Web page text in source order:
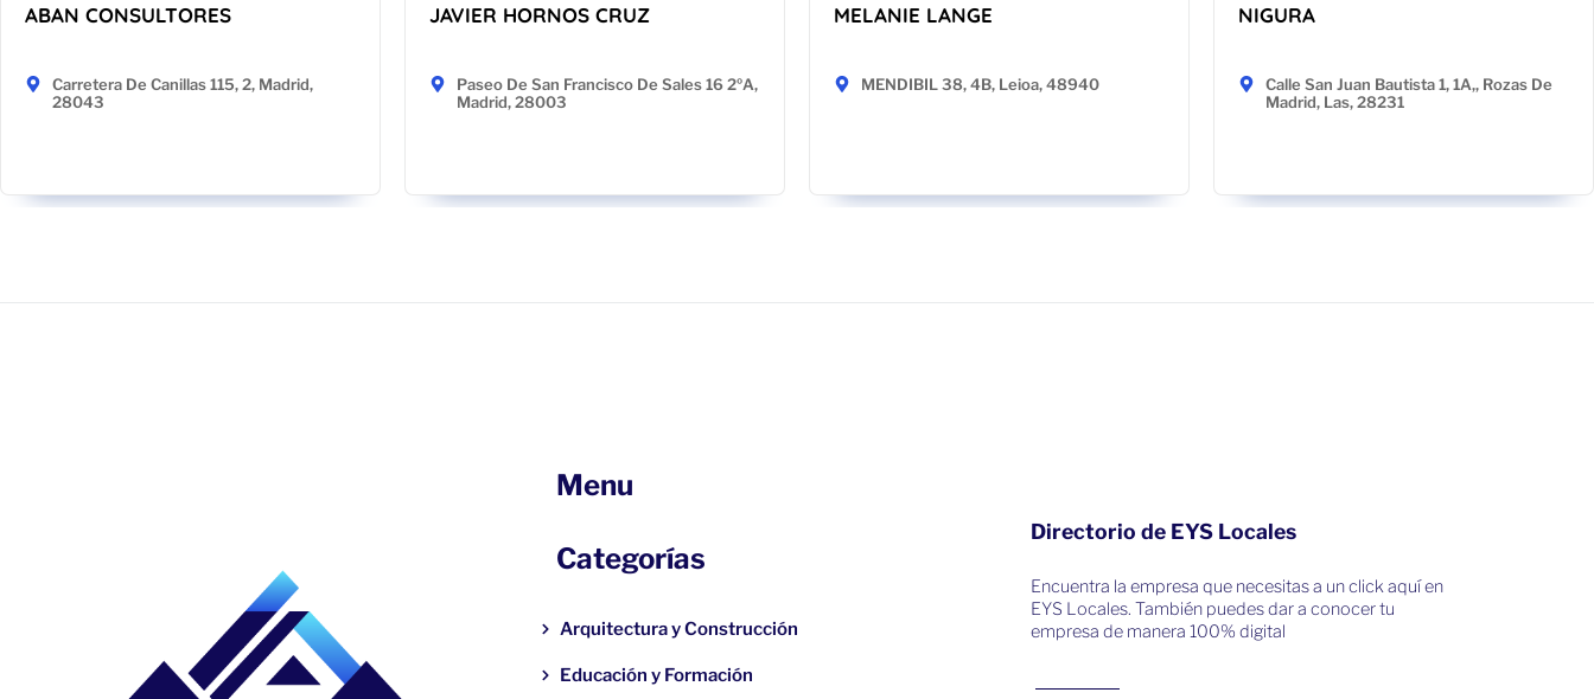
ABAN CONSULTORES
Carretera De Canillas 115, 2, Madrid,
28043
JAVIER HORNOS CRUZ
Paseo De San Francisco De Sales 16 2ºA,
Madrid, 28003
MELANIE LANGE
MENDIBIL 38, 4B, Leioa, 48940
NIGURA
Calle San Juan Bautista 1, 1A,, Rozas De
Madrid, Las, 28231
Menu
Categorías
Arquitectura y Construcción
Educación y Formación
Directorio de EYS Locales
Encuentra la empresa que necesitas a un click aquí en
EYS Locales. También puedes dar a conocer tu
empresa de manera 100% digital